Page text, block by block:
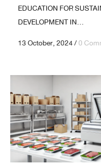
EDUCATION FOR
DEVELOPMENT IN...
13 October, 2024/0